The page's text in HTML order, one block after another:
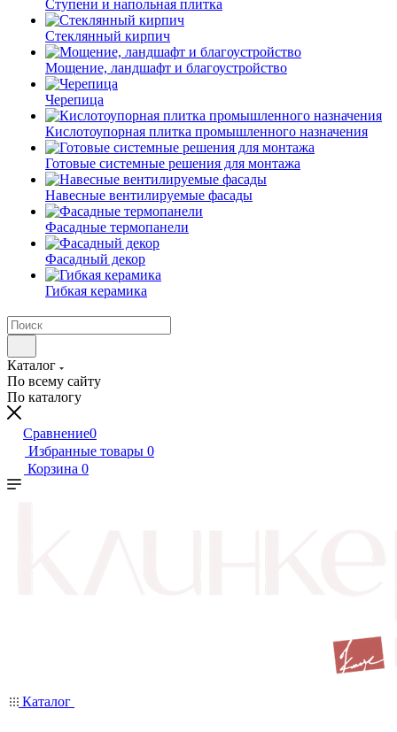
Ступени и напольная плитка
Cтеклянный кирпич
Мощение, ландшафт и благоустройство
Черепица
Кислотоупорная плитка промышленного назначения
Готовые системные решения для монтажа
Навесные вентилируемые фасады
Фасадные термопанели
Фасадный декор
Гибкая керамика
Каталог
По всему сайту
По каталогу
Сравнение0
Избранные товары 0
Корзина 0
Каталог